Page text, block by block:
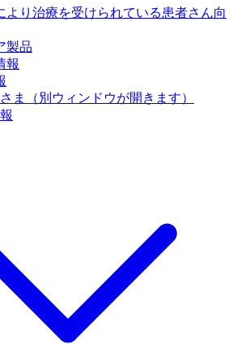
より治療を受けられている患者さん向
製品
報
ま
（別ウィンドウが開きます）